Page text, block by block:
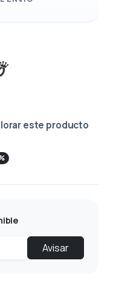
este producto
Avisar